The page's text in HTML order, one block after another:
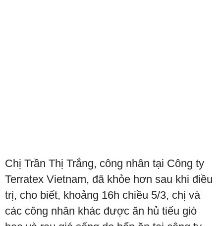
Chị Trần Thị Trắng, công nhân tại Công ty
Terratex Vietnam, đã khỏe hơn sau khi điều
trị, cho biết, khoảng 16h chiều 5/3, chị và
các công nhân khác được ăn hủ tiếu giò